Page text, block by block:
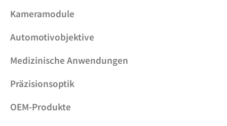
Kameramodule
Automotivobjektive
Medizinische Anwendungen
Präzisionsoptik
OEM-Produkte